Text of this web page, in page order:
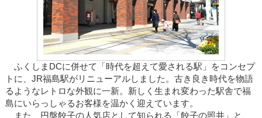
ふくしまDCに併せて「時代を超えて愛される駅」をコンセプ
トに、JR福島駅がリニューアルしました。古き良き時代を物語
るようなレトロな外観に一新。新しく生まれ変わった駅舎で福
島にいらっしゃるお客様を温かく迎えています。
また、円盤餃子の人気店として知られる「餃子の照井」と、